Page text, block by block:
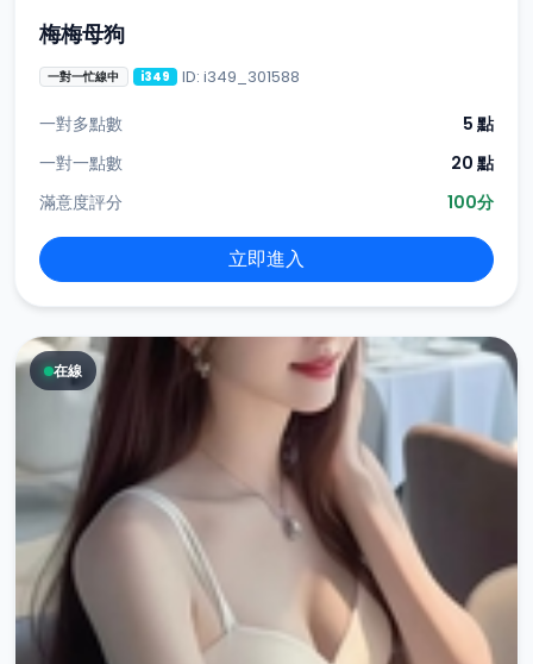
梅梅母狗
一對一忙線中 i349 ID: i349_301588
一對多點數
5 點
一對一點數
20 點
滿意度評分
100分
立即進入
在線